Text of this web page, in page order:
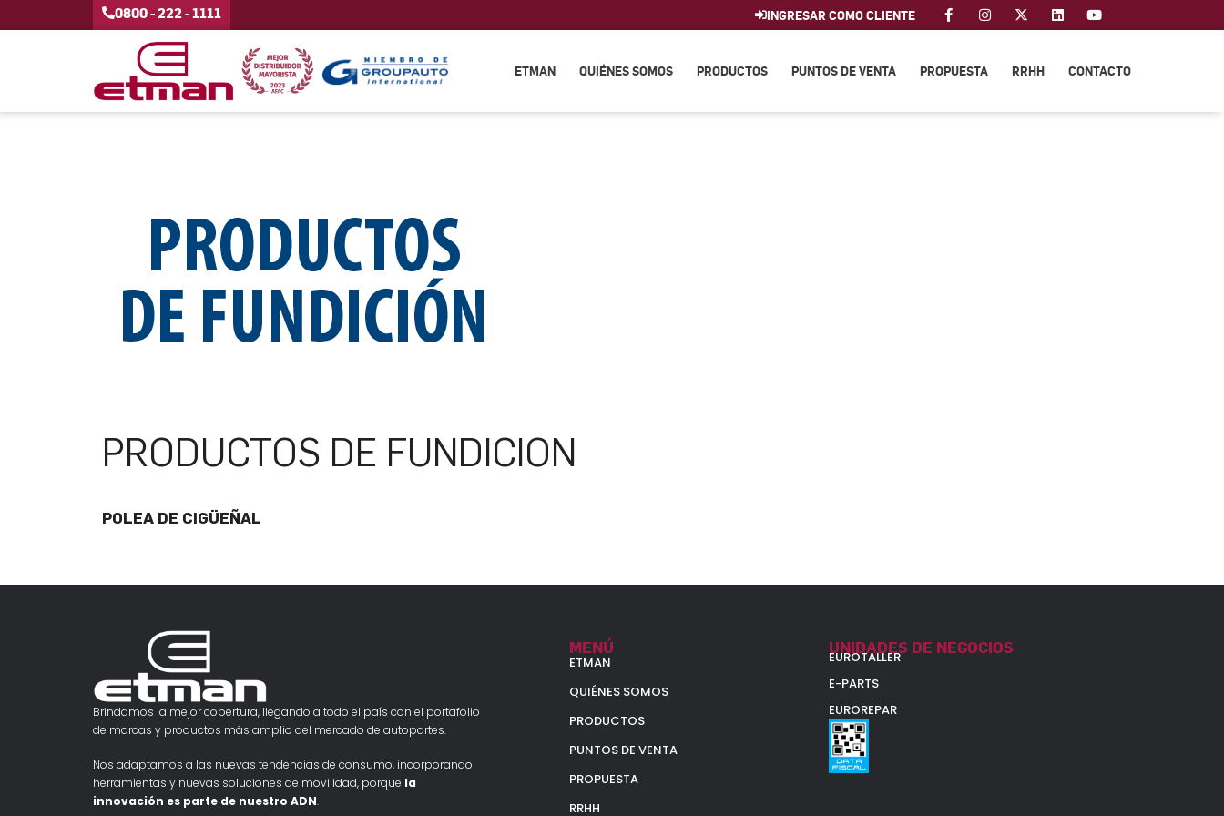
0800 - 222 - 1111 INGRESAR COMO CLIENTE
ETMAN QUIÉNES SOMOS PRODUCTOS PUNTOS DE VENTA PROPUESTA RRHH CONTACTO
PRODUCTOS DE FUNDICION
POLEA DE CIGÜEÑAL
Brindamos la mejor cobertura, llegando a todo el país con el portafolio
de marcas y productos más amplio del mercado de autopartes.
Nos adaptamos a las nuevas tendencias de consumo, incorporando
herramientas y nuevas soluciones de movilidad, porque la
innovación es parte de nuestro ADN.
MENÚ
ETMAN
QUIÉNES SOMOS
PRODUCTOS
PUNTOS DE VENTA
PROPUESTA
RRHH
UNIDADES DE NEGOCIOS
EUROTALLER
E-PARTS
EUROREPAR